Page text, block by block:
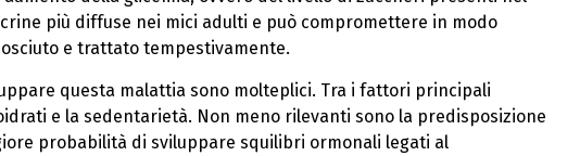
più diffuse nei mici adulti e può compromettere in modo
e trattato tempestivamente.
questa malattia sono molteplici. Tra i fattori principali
e la sedentarietà. Non meno rilevanti sono la predisposizione
probabilità di sviluppare squilibri ormonali legati al